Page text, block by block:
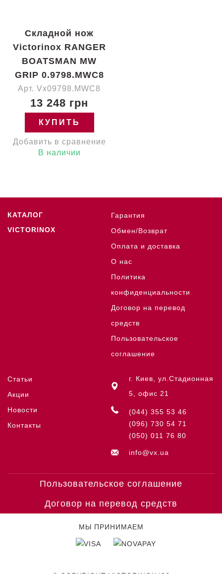
Складной нож
Victorinox RANGER
BOATSMAN MW
GRIP 0.9798.MWC8
Арт. Vx09798.MWC8
13 248 грн
КУПИТЬ
Добавить в сравнение
В наличии
КАТАЛОГ
VICTORINOX
Гарантия
Обмен/Возврат
Оплата и доставка
О нас
Политика
конфиденциальности
Договор на перевод
средств
Пользовательское
соглашение
Статьи
Акции
Новости
Контакты
г. Киев, ул.Стадионная
5, офис 21
(044) 355 53 46
(096) 730 54 71
(050) 011 76 80
info@vx.ua
Пользовательское соглашение
Договор на перевод средств
МЫ ПРИНИМАЕМ